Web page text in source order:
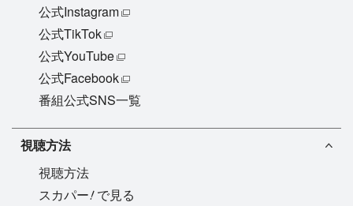
公式Instagram
公式TikTok
公式YouTube
公式Facebook
番組公式SNS一覧
視聴方法
視聴方法
スカパー!で見る